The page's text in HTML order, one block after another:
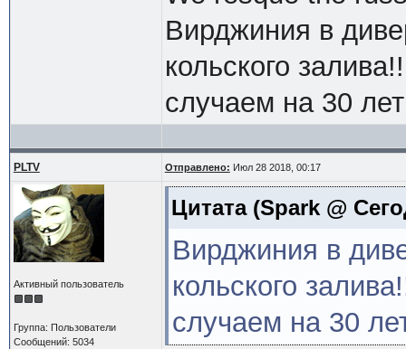
Вирджиния в
кольского
случаем на 30
PLTV Отправлено: Июл 28 2018, 00:17
Активный пользователь
Группа: Пользователи
Сообщений: 5034
Цитата(Spark @
Вирджиния в
кольского
случаем на 30